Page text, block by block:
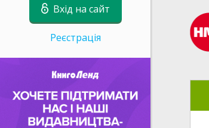
Вхід на сайт
Реєстрація